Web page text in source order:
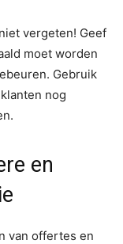
vergeten! Geef
moet worden
Gebruik
nog
en
van offertes en